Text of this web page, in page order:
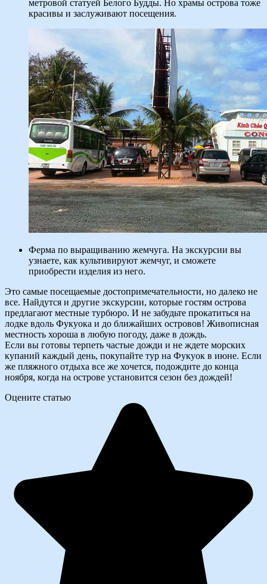
метровой статуей Белого Будды. Но храмы острова тоже
красивы и заслуживают посещения.
Ферма по выращиванию жемчуга. На экскурсии вы
узнаете, как культивируют жемчуг, и сможете
приобрести изделия из него.
Это самые посещаемые достопримечательности, но далеко не
все. Найдутся и другие экскурсии, которые гостям острова
предлагают местные турбюро. И не забудьте прокатиться на
лодке вдоль Фукуока и до ближайших островов! Живописная
местность хороша в любую погоду, даже в дождь.
Если вы готовы терпеть частые дожди и не ждете морских
купаний каждый день, покупайте тур на Фукуок в июне. Если
же пляжного отдыха все же хочется, подождите до конца
ноября, когда на острове установится сезон без дождей!
Оцените статью